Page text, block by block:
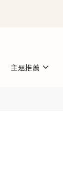
主題推薦